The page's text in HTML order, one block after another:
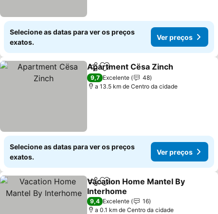
Selecione as datas para ver os preços
exatos.
Ver preços
PartilharAdicionar aos favoritos
Apartment Cësa Zinch
9,7 Excelente
48
a 13.5 km de Centro da cidade
Selecione as datas para ver os preços
exatos.
Ver preços
PartilharAdicionar aos favoritos
Vacation Home Mantel By
Interhome
Ver preços
9,4 Excelente
16
a 0.1 km de Centro da cidade